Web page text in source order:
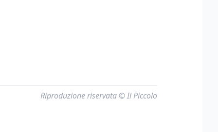
Riproduzione riservata © Il Piccolo